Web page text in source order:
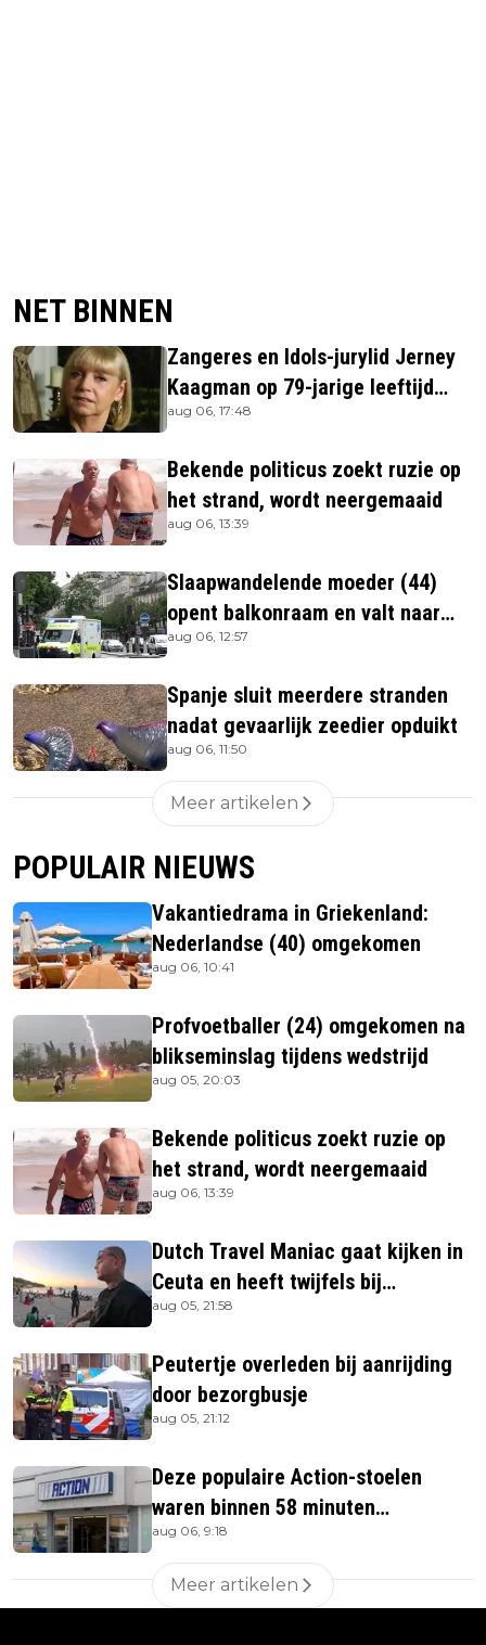
NET BINNEN
Zangeres en Idols-jurylid Jerney
Kaagman op 79-jarige leeftijd
overleden
aug 06, 17:48
Bekende politicus zoekt ruzie op
het strand, wordt neergemaaid
aug 06, 13:39
Slaapwandelende moeder (44)
opent balkonraam en valt naar
beneden
aug 06, 12:57
Spanje sluit meerdere stranden
nadat gevaarlijk zeedier opduikt
aug 06, 11:50
Meer artikelen
POPULAIR NIEUWS
Vakantiedrama in Griekenland:
Nederlandse (40) omgekomen
aug 06, 10:41
Profvoetballer (24) omgekomen na
blikseminslag tijdens wedstrijd
aug 05, 20:03
Bekende politicus zoekt ruzie op
het strand, wordt neergemaaid
aug 06, 13:39
Dutch Travel Maniac gaat kijken in
Ceuta en heeft twijfels bij
berichtgeving media
aug 05, 21:58
Peutertje overleden bij aanrijding
door bezorgbusje
aug 05, 21:12
Deze populaire Action-stoelen
waren binnen 58 minuten
uitverkocht zijn vandaag weer te
verkrijgen
aug 06, 9:18
Meer artikelen